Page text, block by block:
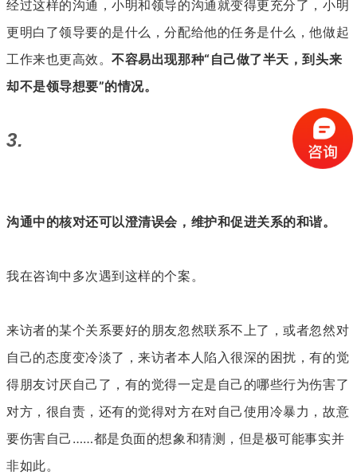
经过这样的沟通，小明和领导的沟通就变得更充分了，小明
更明白了领导要的是什么，分配给他的任务是什么，他做起
工作来也更高效。不容易出现那种“自己做了半天，到头来
却不是领导想要”的情况。
3.
沟通中的核对还可以澄清误会，维护和促进关系的和谐。
我在咨询中多次遇到这样的个案。
来访者的某个关系要好的朋友忽然联系不上了，或者忽然对
自己的态度变冷淡了，来访者本人陷入很深的困扰，有的觉
得朋友讨厌自己了，有的觉得一定是自己的哪些行为伤害了
对方，很自责，还有的觉得对方在对自己使用冷暴力，故意
要伤害自己……都是负面的想象和猜测，但是极可能事实并
非如此。